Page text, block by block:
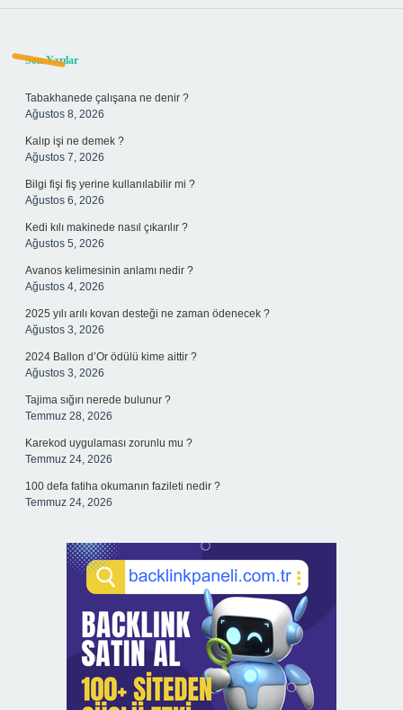
Sidebar
Son Yazılar
Tabakhanede çalışana ne denir ?
Ağustos 8, 2026
Kalıp işi ne demek ?
Ağustos 7, 2026
Bilgi fişi fiş yerine kullanılabilir mi ?
Ağustos 6, 2026
Kedi kılı makinede nasıl çıkarılır ?
Ağustos 5, 2026
Avanos kelimesinin anlamı nedir ?
Ağustos 4, 2026
2025 yılı arılı kovan desteği ne zaman ödenecek ?
Ağustos 3, 2026
2024 Ballon d’Or ödülü kime aittir ?
Ağustos 3, 2026
Tajima sığırı nerede bulunur ?
Temmuz 28, 2026
Karekod uygulaması zorunlu mu ?
Temmuz 24, 2026
100 defa fatiha okumanın fazileti nedir ?
Temmuz 24, 2026